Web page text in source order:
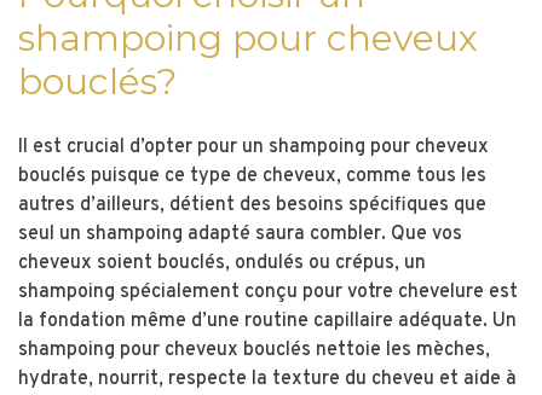
shampoing pour cheveux
bouclés?
Il est crucial d’opter pour un shampoing pour cheveux
bouclés puisque ce type de cheveux, comme tous les
autres d’ailleurs, détient des besoins spécifiques que
seul un shampoing adapté saura combler. Que vos
cheveux soient bouclés, ondulés ou crépus, un
shampoing spécialement conçu pour votre chevelure est
la fondation même d’une routine capillaire adéquate. Un
shampoing pour cheveux bouclés nettoie les mèches,
hydrate, nourrit, respecte la texture du cheveu et aide à